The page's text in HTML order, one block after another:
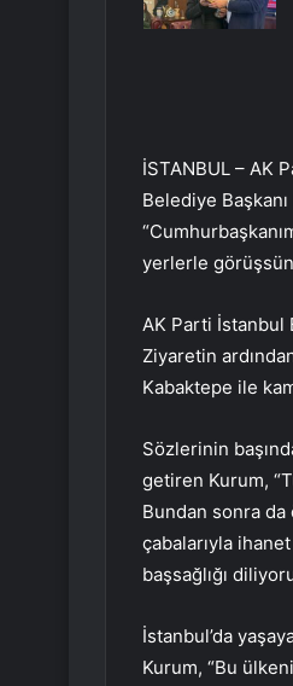
İSTANBUL – AK
Belediye
yerlerle
AK Parti İstanbul
Ziyaretin
Kabaktepe ile
Sözlerinin
getiren Kurum,
Bundan sonra da
çabalarıyla
başsağlığı
İstanbul’da
Kurum, “Bu